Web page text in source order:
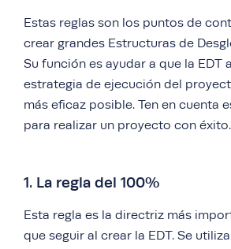
Estas reglas son los puntos de
crear grandes Estructuras de
Su función es ayudar a que la EDT
estrategia de ejecución del
más eficaz posible. Ten en cuenta
para realizar un proyecto con éxito.
1. La regla del 100%
Esta regla es la directriz más
que seguir al crear la EDT. Se